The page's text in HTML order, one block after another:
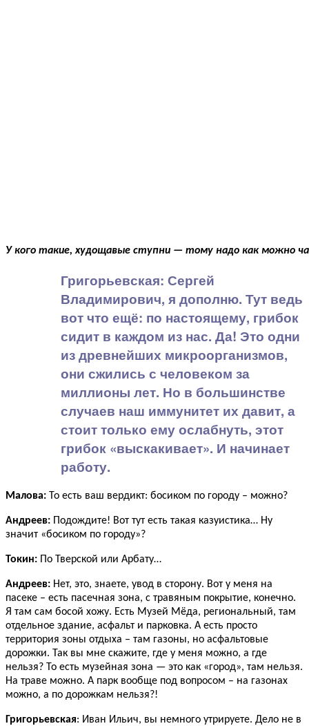
У кого такие, худощавые ступни — тому надо как можно
Григорьевская: Сергей
Владимирович, я дополню. Тут ведь
вот что ещё: по настоящему, грибок
сидит в каждом из нас. Да! Это одни
из древнейших микроорганизмов,
они сжились с человеком за
миллионы лет. Но в большинстве
случаев наш иммунитет их давит, а
стоит только ему ослабнуть, этот
грибок «выскакивает». И начинает
работу.
Малова: То есть ваш вердикт: босиком по городу – можно?
Андреев: Подождите! Вот тут есть такая казуистика… Ну
значит «босиком по городу»?
Токин: По Тверской или Арбату…
Андреев: Нет, это, знаете, увод в сторону. Вот у меня на
пасеке – есть пасечная зона, с травяным покрытие, конечно.
Я там сам босой хожу. Есть Музей Мёда, региональный, там
отдельное здание, асфальт и парковка. А есть просто
территория зоны отдыха – там газоны, но асфальтовые
дорожки. Так вы мне скажите, где у меня можно, а где
нельзя? То есть музейная зона — это как «город», там нельзя.
На траве можно. А парк вообще под вопросом – на газонах
можно, а по дорожкам нельзя?!
Григорьевская: Иван Ильич, вы немного утрируете. Дело не в